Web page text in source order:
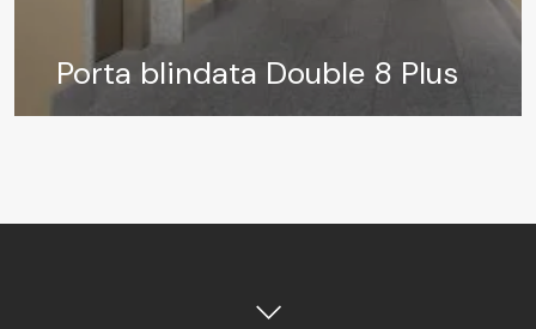
Porta blindata Elettra
Detector